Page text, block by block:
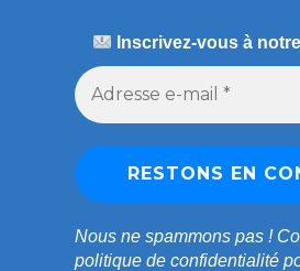
Inscrivez-vous à
Nous ne spammons pas !
politique de confidentialité